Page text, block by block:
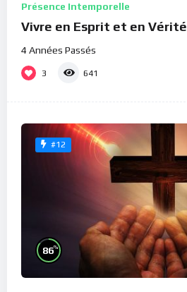
Présence Intemporelle
Vivre en Esprit et en Vérité
4 Années Passés
3 641
#12
86%